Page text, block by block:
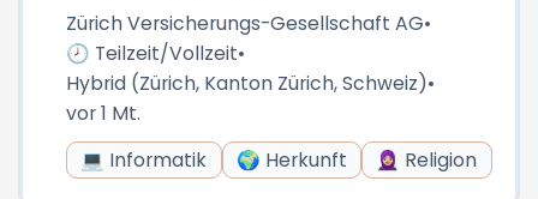
Zürich Versicherungs-Gesellschaft AG•
🕗 Teilzeit/Vollzeit•
Hybrid (Zürich, Kanton Zürich, Schweiz)•
vor 1 Mt.
💻 Informatik
🌍 Herkunft 🧕🏼 Religion